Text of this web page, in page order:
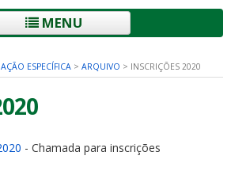
MENU
ESPECÍFICA > ARQUIVO > INSCRIÇÕES 2020
- Chamada para inscrições